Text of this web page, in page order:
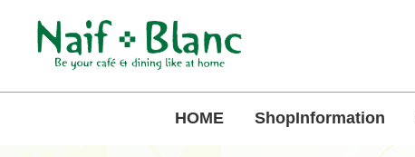
HOME ShopInformation